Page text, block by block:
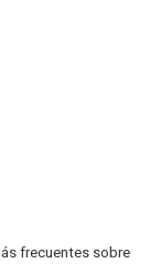
frecuentes sobre